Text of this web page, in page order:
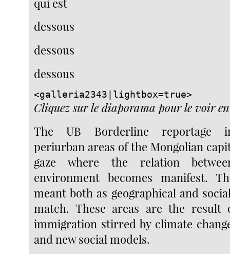
dessous
dessous
dessous
<galleria2343|lightbox=true>
Cliquez sur le diaporama pour le voir
The UB Borderline reportage
periurban areas of the Mongolian
gaze where the relation
environment becomes manifest.
meant both as geographical and
match. These areas are the result
immigration stirred by climate
and new social models.